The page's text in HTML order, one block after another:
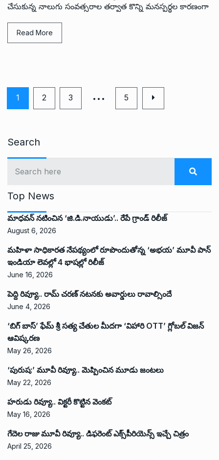
చేసుకున్న నాలుగు సంవత్సరాల తర్వాత కొన్ని మనస్పర్థల కారణంగా
Read More
1 2 3 … 5
Search
Top News
మాధవన్ నటించిన ‘జి.డి.నాయుడు’.. రేపే గ్రాండ్ రిలీజ్
August 6, 2026
మహిళా సాధికారత నేపథ్యంలో రూపొందుతోన్న ‘అభ‌య‌’ మూవీ పాన్
ఇండియా లెవ‌ల్లో 4 భాష‌ల్లో రిలీజ్
June 16, 2026
పెద్ది రివ్యూ.. రామ్ చరణ్ నటనకు అవార్డులు రావాల్సిందే
June 4, 2026
‘బిగ్ బాస్’ ఫేమ్ శ్రీ సత్య చేతుల మీదగా ‘విహారి OTT’ గ్లోబల్ విజన్
ఆవిష్కరణ
May 26, 2026
‘పురుష:’ మూవీ రివ్యూ.. మెప్పించిన మూడు జంటలు
May 22, 2026
హరుడు రివ్యూ.. విక్టరీ కొట్టిన వెంకట్
May 16, 2026
గేదెల రాజు మూవీ రివ్యూ.. డిఫరెంట్ ఎక్స్‌పీరియెన్స్ ఇచ్చే చిత్రం
April 25, 2026